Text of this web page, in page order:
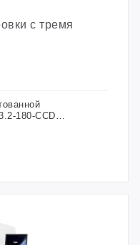
с тремя
180-CCD
VisionScan